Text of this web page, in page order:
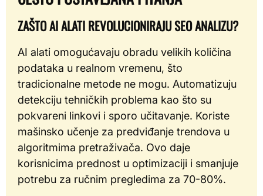
ZAŠTO AI ALATI REVOLUCIONIRAJU SEO ANALIZU?
AI alati omogućavaju obradu velikih količina
podataka u realnom vremenu, što
tradicionalne metode ne mogu. Automatizuju
detekciju tehničkih problema kao što su
pokvareni linkovi i sporo učitavanje. Koriste
mašinsko učenje za predviđanje trendova u
algoritmima pretraživača. Ovo daje
korisnicima prednost u optimizaciji i smanjuje
potrebu za ručnim pregledima za 70-80%.